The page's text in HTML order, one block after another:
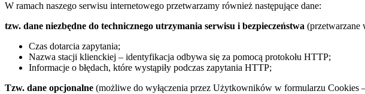
W ramach naszego serwisu internetowego przetwarzamy również następujące dane:
tzw. dane niezbędne do technicznego utrzymania serwisu i bezpieczeństwa (przetwarzane
Czas dotarcia zapytania;
Nazwa stacji klienckiej – identyfikacja odbywa się za pomocą protokołu HTTP;
Informacje o błędach, które wystąpiły podczas zapytania HTTP;
Tzw. dane opcjonalne (możliwe do wyłączenia przez Użytkowników w formularzu Cookies